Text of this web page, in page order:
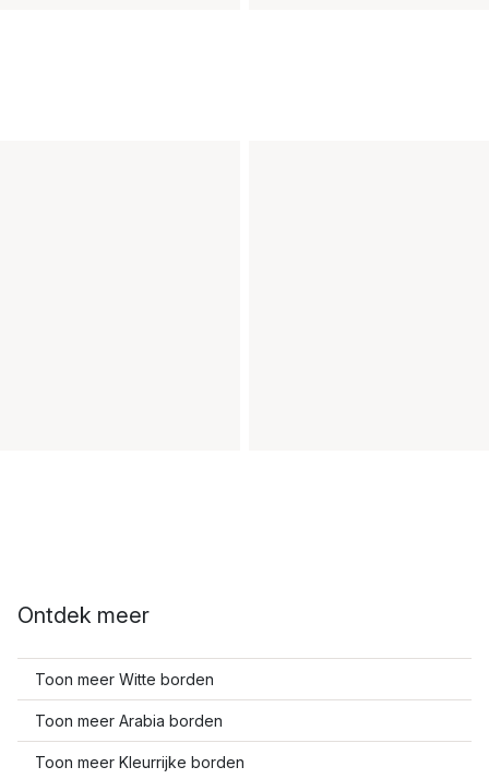
Ontdek meer
Toon meer Witte borden
Toon meer Arabia borden
Toon meer Kleurrijke borden